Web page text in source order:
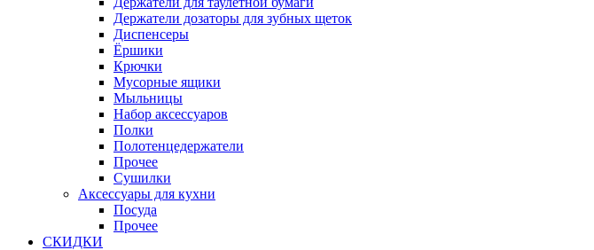
Держатели дозаторы для зубных щеток
Диспенсеры
Ёршики
Крючки
Мусорные ящики
Мыльницы
Набор аксессуаров
Полки
Полотенцедержатели
Прочее
Сушилки
Аксессуары для кухни
Посуда
Прочее
СКИДКИ